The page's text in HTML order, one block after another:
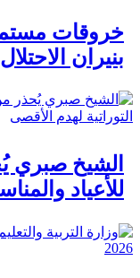
بنيران
الشيخ صبري
للأعياد